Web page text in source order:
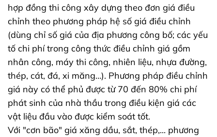
hợp đồng thi công xây dựng theo đơn giá điều
chỉnh theo phương pháp hệ số giá điều chỉnh
(dùng chỉ số giá của địa phương công bố; các yếu
tố chi phí trong công thức điều chỉnh giá gồm
nhân công, máy thi công, nhiên liệu, nhựa đường,
thép, cát, đá, xi măng…). Phương pháp điều chỉnh
giá này có thể phủ được từ 70 đến 80% chi phí
phát sinh của nhà thầu trong điều kiện giá các
vật liệu đầu vào được kiểm soát tốt.
Với "cơn bão" giá xăng dầu, sắt, thép,... phương